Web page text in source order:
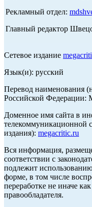
Рекламный отдел:
Главный редактор
Сетевое издание
Язык(и): русский
Перевод наименования
Российской Федерации:
Доменное имя сайта в
телекоммуникационной
издания): megacritic.ru
Вся информация,
соответствии с
подлежит
форме, в том числе
переработке не иначе
правообладателя.